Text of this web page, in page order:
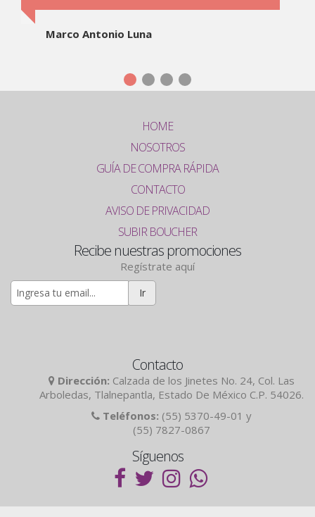
Marco Antonio Luna
HOME
NOSOTROS
GUÍA DE COMPRA RÁPIDA
CONTACTO
AVISO DE PRIVACIDAD
SUBIR BOUCHER
Recibe nuestras promociones
Regístrate aquí
Ir
Contacto
Dirección: Calzada de los Jinetes No. 24, Col. Las
Arboledas, Tlalnepantla, Estado De México C.P. 54026.
Teléfonos: (55) 5370-49-01 y
(55) 7827-0867
Síguenos